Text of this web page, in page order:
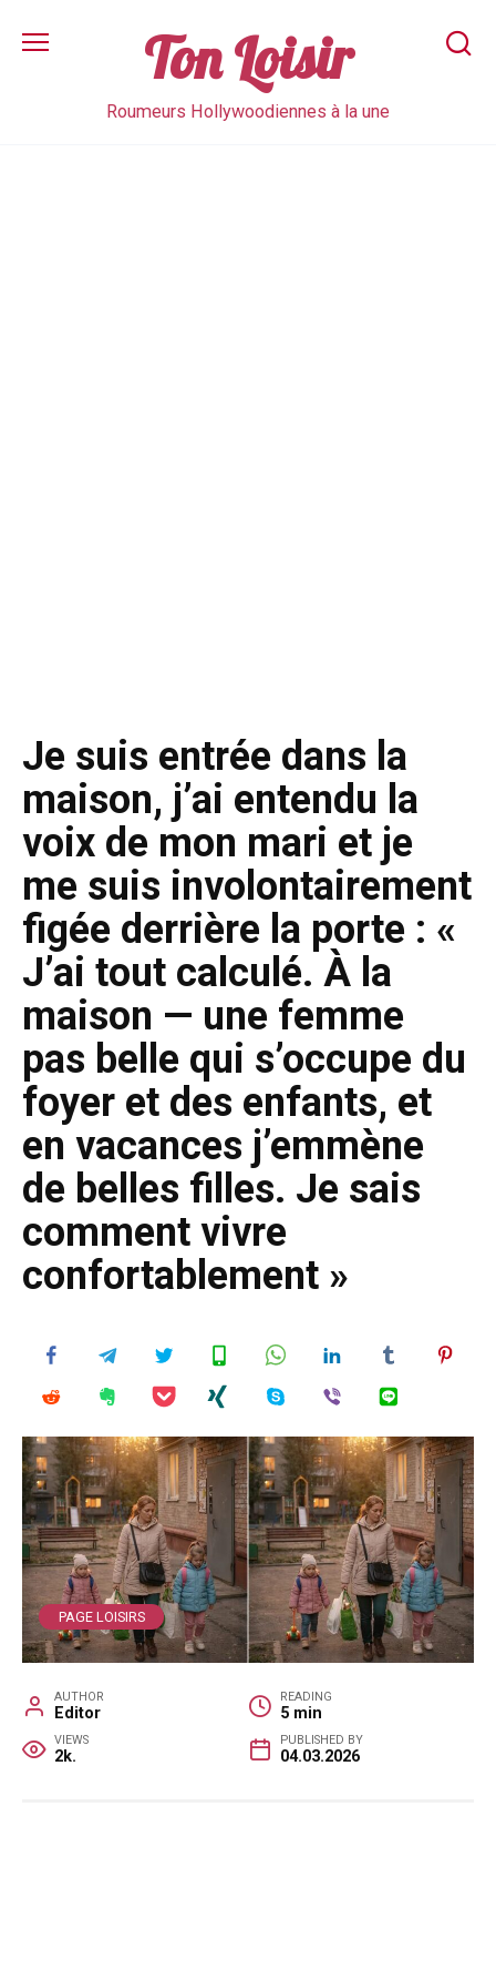
content
Ton Loisir
Roumeurs Hollywoodiennes à la une
Je suis entrée dans la
maison, j’ai entendu la
voix de mon mari et je
me suis involontairement
figée derrière la porte : «
J’ai tout calculé. À la
maison — une femme
pas belle qui s’occupe du
foyer et des enfants, et
en vacances j’emmène
de belles filles. Je sais
comment vivre
confortablement »
PAGE LOISIRS
AUTHOR
Editor
READING
5 min
VIEWS
2k.
PUBLISHED BY
04.03.2026